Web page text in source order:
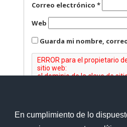
En cumplimiento de lo
Correo electrónico*
Web
Guarda mi nombre,
Contacto